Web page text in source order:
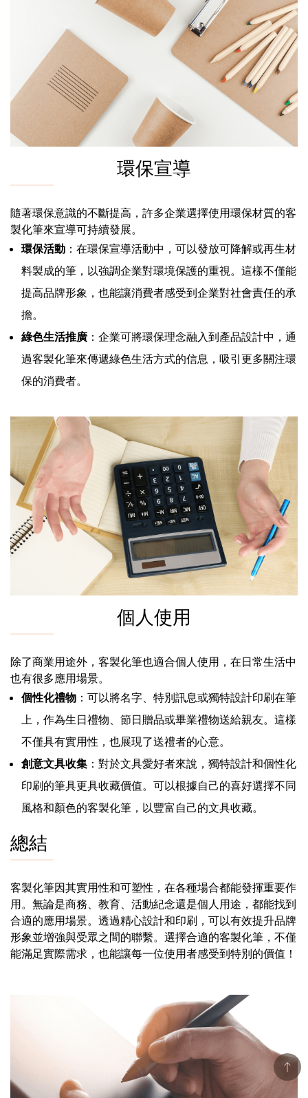
環保宣導
隨著環保意識的不斷提高，許多企業選擇使用環保材質的客
製化筆來宣導可持續發展。
環保活動 ：在環保宣導活動中，可以發放可降解或再生材
料製成的筆，以強調企業對環境保護的重視。這樣不僅能
提高品牌形象，也能讓消費者感受到企業對社會責任的承
擔。
綠色生活推廣 ：企業可將環保理念融入到產品設計中，通
過客製化筆來傳遞綠色生活方式的信息，吸引更多關注環
保的消費者。
個人使用
除了商業用途外，客製化筆也適合個人使用，在日常生活中
也有很多應用場景。
個性化禮物 ：可以將名字、特別訊息或獨特設計印刷在筆
上，作為生日禮物、節日贈品或畢業禮物送給親友。這樣
不僅具有實用性，也展現了送禮者的心意。
創意文具收集 ：對於文具愛好者來說，獨特設計和個性化
印刷的筆具更具收藏價值。可以根據自己的喜好選擇不同
風格和顏色的客製化筆，以豐富自己的文具收藏。
總結
客製化筆因其實用性和可塑性，在各種場合都能發揮重要作
用。無論是商務、教育、活動紀念還是個人用途，都能找到
合適的應用場景。透過精心設計和印刷，可以有效提升品牌
形象並增強與受眾之間的聯繫。選擇合適的客製化筆，不僅
能滿足實際需求，也能讓每一位使用者感受到特別的價值！